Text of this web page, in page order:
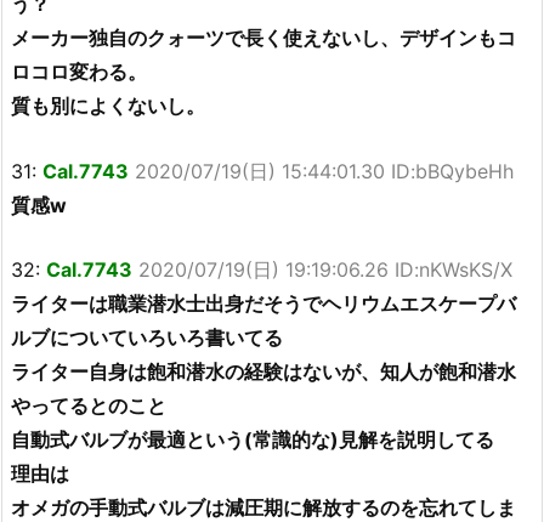
メーカー独自のクォーツで長く使えないし、デザインもコ
ロコロ変わる。
質も別によくないし。
31: Cal.7743 2020/07/19(日) 15:44:01.30 ID:bBQybeHh
質感w
32: Cal.7743 2020/07/19(日) 19:19:06.26 ID:nKWsKS/X
ライターは職業潜水士出身だそうでヘリウムエスケープバ
ルブについていろいろ書いてる
ライター自身は飽和潜水の経験はないが、知人が飽和潜水
やってるとのこと
自動式バルブが最適という(常識的な)見解を説明してる
理由は
オメガの手動式バルブは減圧期に解放するのを忘れてしま